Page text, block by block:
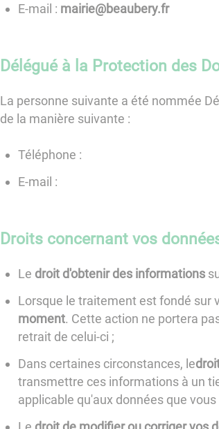
E-mail : rf.yrebuaeb@eiriam
Délégué à la Protection des
La personne suivante a été nommée
de la manière suivante :
Téléphone :
E-mail :
Droits concernant vos
Le droit d'obtenir des informations
Lorsque le traitement est fondé sur
moment. Cette action ne portera
retrait de celui-ci ;
Dans certaines circonstances, le
transmettre ces informations à un
applicable qu'aux données que